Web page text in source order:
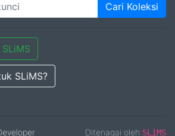
Cari Koleksi
SLiMS?
Ditenagai oleh SLiMS